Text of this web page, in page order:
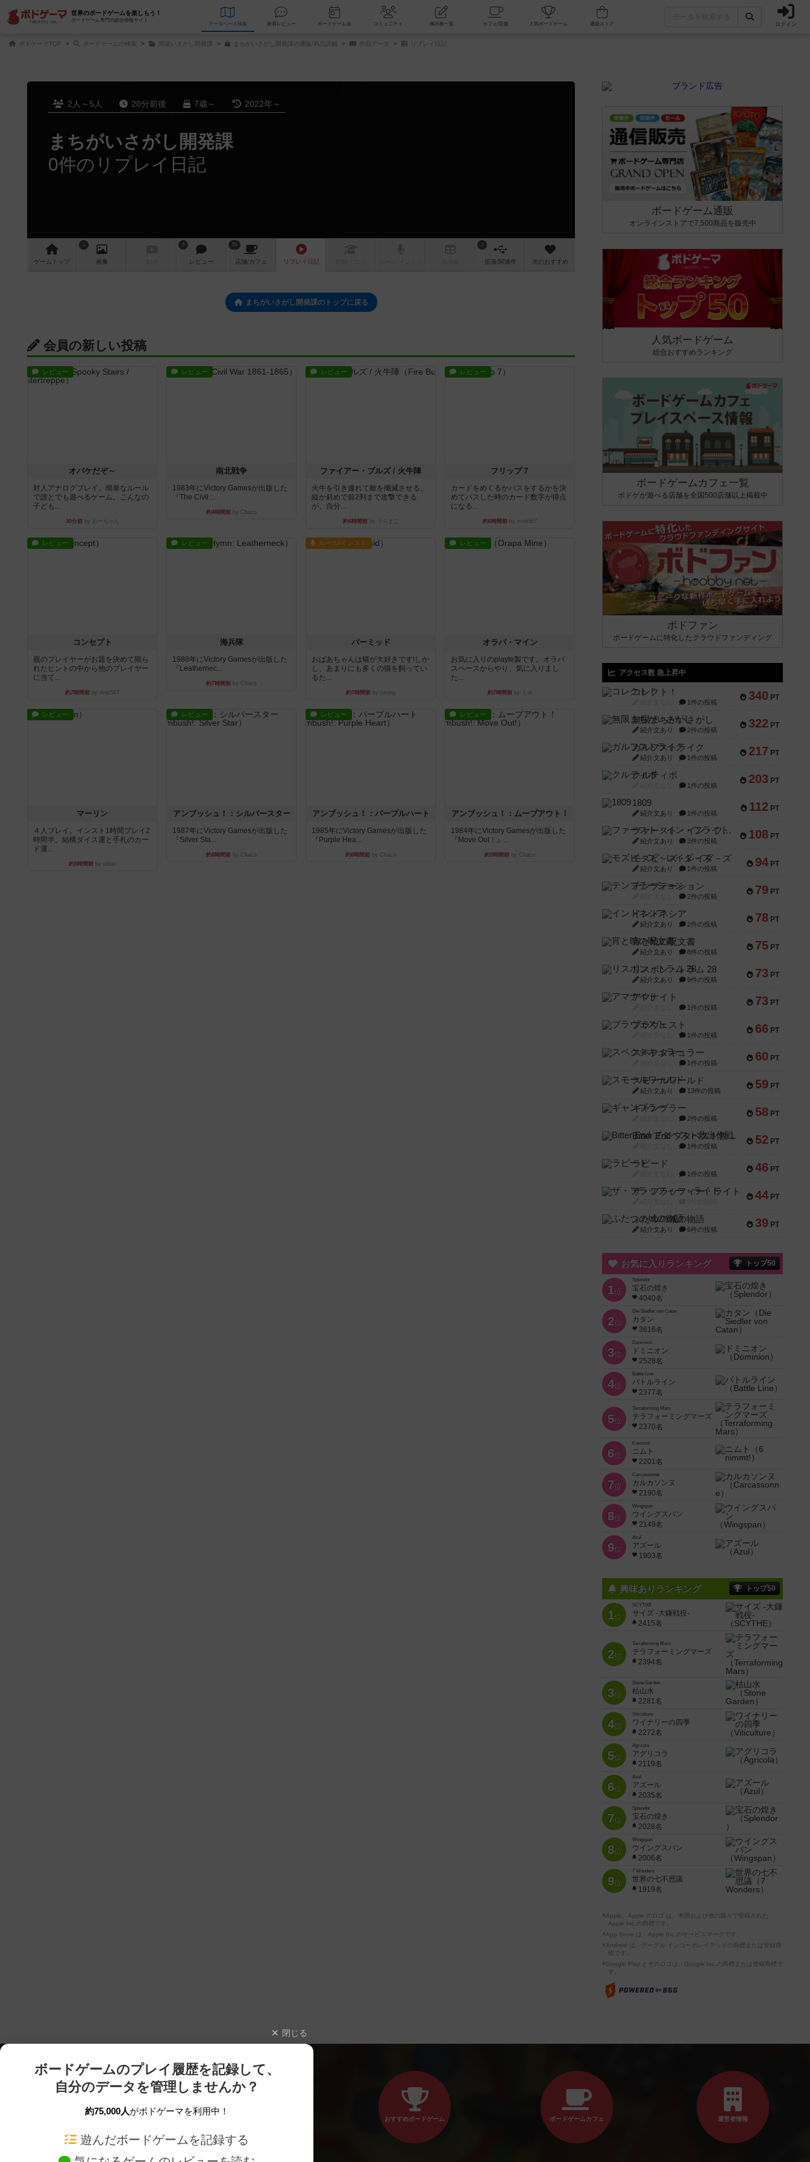
世界のボードゲームを楽しもう！
ボードゲーム専門の総合情報サイト
データベース 検索 新着レビュー ボードゲーム会 コミュニティ 掲示板一覧 カフェ/店舗 人気ボードゲーム ログイン
ボドゲーマTOP ボードゲームの検索 間違いさがし開発課 まちがいさがし開発課の通販/商品詳細 作品データ リプレイ日記
2人～5人 20分前後 7歳～ 2022年～
まちがいさがし開発課
0件のリプレイ日記
ゲーム トップ
1
画像
5
レビュー
55
店舗/カフェ リプレイ 日記
2
拡張/関連作 次のおすすめ
まちがいさがし開発課のトップに戻る
会員の新しい投稿
レビュー
オバケだぞ～
対人アナログプレイ。簡単なルール
で誰とでも遊べるゲーム。こんなの
子ども...
30分前by おーちゃん
レビュー
南北戦争
1983年にVictory Gamesが出版した
『The Civil ...
約4時間前 by Chaco
レビュー
ファイアー・ブルズ / 火牛陣
火牛を引き連れて敵を殲滅させる。
縦か斜めで前2列まで攻撃できる
が、自分...
約6時間前by うらまこ
レビュー
フリップ７
カードをめくるかパスをするかを決
めてパスした時のカード数字が得点
になる...
約6時間前 by mob567
レビュー
コンセプト
親のプレイヤーがお題を決めて限ら
れたヒントの中から他のプレイヤー
に当て...
約7時間前 by mob567
レビュー
海兵隊
1988年にVictory Gamesが出版した
『Leathernec...
約7時間前 by Chaco
ルール/インスト
パーミッド
おばあちゃんは猫が大好きです!しか
し、あまりにも多くの猫を飼ってい
るた...
約7時間前 by jurong
レビュー
オラパ・マイン
お気に入りのplayte製です。オラパ
スペースからやり、気に入りまし
た...
約7時間前by くみ
レビュー
マーリン
４人プレイ。インスト1時間プレイ2
時間半。結構ダイス運と手札のカー
ド運...
約8時間前by oliber
レビュー
アンブッシュ！：シルバースター
1987年にVictory Gamesが出版した
『Silver Sta...
約8時間前 by Chaco
レビュー
アンブッシュ！：パープルハート
1985年にVictory Gamesが出版した
『Purple Hea...
約8時間前 by Chaco
レビュー
アンブッシュ！：ムーブアウト！
1984年にVictory Gamesが出版した
『Move Out！』...
約9時間前 by Chaco
ボードゲーム通販
オンラインストアで7,500商品を販売中
人気ボードゲーム
総合おすすめランキング
ボードゲームカフェ一覧
ボドゲが遊べる店舗を全国500店舗以上掲載中
ボドファン
ボードゲームに特化したクラウドファンディング
アクセス数 急上昇中
340 PT
コレクト！
1件の投稿
322 PT
無限まちがいさがし
紹介文あり 2件の投稿
217 PT
ガルフストライク
紹介文あり 1件の投稿
203 PT
クルティボ
1件の投稿
112 PT
1809
紹介文あり 1件の投稿
108 PT
ファースト・イン・フライト
紹介文あり 3件の投稿
94 PT
モズビ－ズ・レイダ－ズ
紹介文あり 1件の投稿
79 PT
テンプテーション
2件の投稿
78 PT
インドネシア
紹介文あり 2件の投稿
75 PT
宵と暁の呪文書
紹介文あり 8件の投稿
73 PT
リスボン・トラム 28
紹介文あり 9件の投稿
73 PT
アマナイト
1件の投稿
66 PT
ブラヴェスト
1件の投稿
60 PT
スペクタキュラー
1件の投稿
59 PT
スモールワールド
紹介文あり 13件の投稿
58 PT
ギャンブラー
2件の投稿
52 PT
Bitter End ブタペスト救出作戦
1件の投稿
46 PT
ラピード
1件の投稿
44 PT
ザ・フラッフィー・ライト
39 PT
ふたつの城の物語
紹介文あり 6件の投稿
お気に入りランキング トップ50
1位
Splendor
宝石の煌き
4040名
2位
Die Siedler von Catan
カタン
3616名
3位
Dominion
ドミニオン
2528名
4位
Battle Line
バトルライン
2377名
5位
Terraforming Mars
テラフォーミングマーズ
2370名
6位
6 nimmt!
ニムト
2201名
7位
Carcassonne
カルカソンヌ
2190名
8位
Wingspan
ウイングスパン
2149名
9位
Azul
アズール
1903名
興味ありランキング トップ50
1位
SCYTHE
サイズ -大鎌戦役-
2415名
2位
Terraforming Mars
テラフォーミングマーズ
2394名
3位
Stone Garden
枯山水
2281名
4位
Viticulture
ワイナリーの四季
2272名
5位
Agricola
アグリコラ
2119名
6位
Azul
アズール
2035名
7位
Splendor
宝石の煌き
2028名
8位
Wingspan
ウイングスパン
2006名
9位
7 Wonders
世界の七不思議
1919名
※Apple、Apple のロゴ は、米国および他の国々で登録された
Apple Inc.の商標です。
※App Store は、Apple Inc.のサービスマークです。
※Android は、グーグル インコーポレイテッドの商標または登録商
標です。
※Google Play とそのロゴは、Google Inc.の商標または登録商標で
す。
閉じる
ボードゲームのプレイ履歴を記録して、
自分のデータを管理しませんか？
約75,000人がボドゲーマを利用中！
遊んだボードゲームを記録する
おすすめボードゲーム ボードゲームカフェ 運営者情報